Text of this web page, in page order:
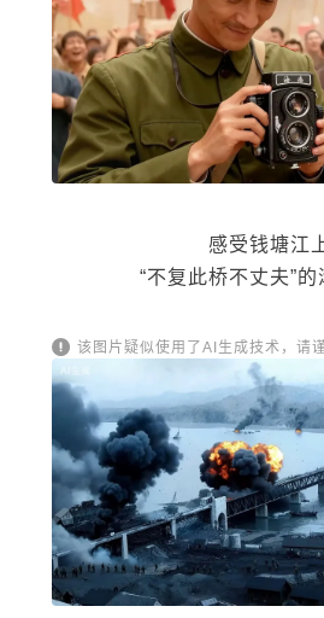
感受钱塘江
“不复此桥不丈夫”
该图片疑似使用了AI生成技术，请